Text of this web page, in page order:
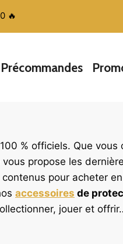
🔥
Précommandes
100 % officiels. Que
propose les
pour acheter
accessoires de
jouer et